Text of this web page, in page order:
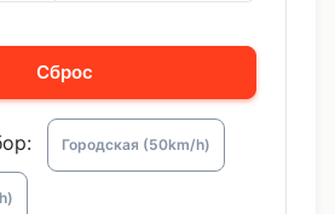
Сброс
Городская (50km/h)